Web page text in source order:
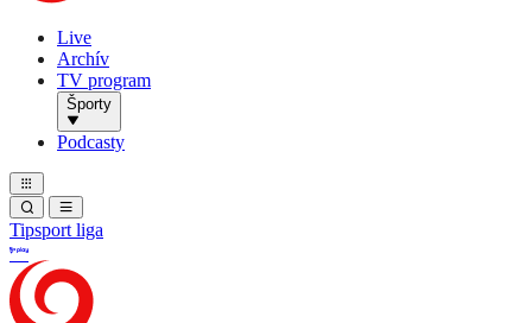
Live
Archív
TV program
Športy
Podcasty
Tipsport liga